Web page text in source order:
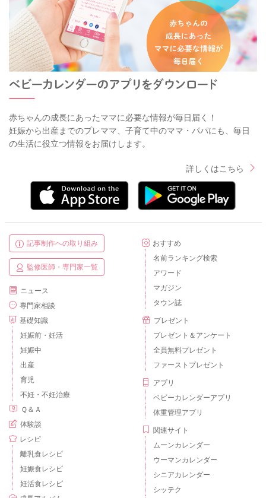
赤ちゃんの成長にあったママに必要な情報が毎日届く！
妊娠から出産までのプレママ、子育て中のママ・パパにも、毎日
の生活に役立つ情報をお届けします。
詳しくはこちら
記事制作への取り組み
監修医師・専門家一覧
ニュース
専門家相談
基礎知識
妊娠前・妊活
妊娠中
出産
育児
不妊・不妊治療
Ｑ＆Ａ
体験談
レシピ
離乳食レシピ
妊娠食レシピ
妊活食レシピ
おすすめ
名前ランキング検索
アワード
マガジン
タウン誌
プレゼント
プレゼント＆アンケート
全員無料プレゼント
ファーストプレゼント
アプリ
ベビーカレンダーアプリ
体重管理アプリ
関連サイト
ムーンカレンダー
ウーマンカレンダー
シニアカレンダー
シッテク